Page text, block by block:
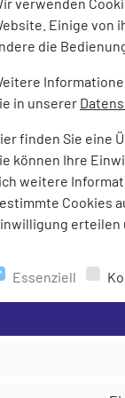
Einige von
die
in unserer
finden Sie eine
können Ihre
weitere
Cookies
erteilen
Essenziell
Dry Bag - Maxi